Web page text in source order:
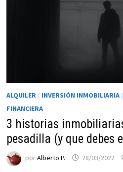
ALQUILER/ INVERSIÓN INMOBILIARIA/
FINANCIERA
3 historias
pesadilla (y que debes
porAlberto P. 28/03/2022
Experiencia
Para que
nuestra web
funcione lo
mejor posible
durante tu